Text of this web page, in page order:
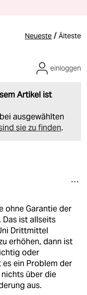
Neueste / Älteste
Artikel ist
ausgewählten
sie zu finden.
einloggen
ohne Garantie der
ist allseits
Drittmittel
erhöhen, dann ist
oder
ein Problem der
über die
aus.